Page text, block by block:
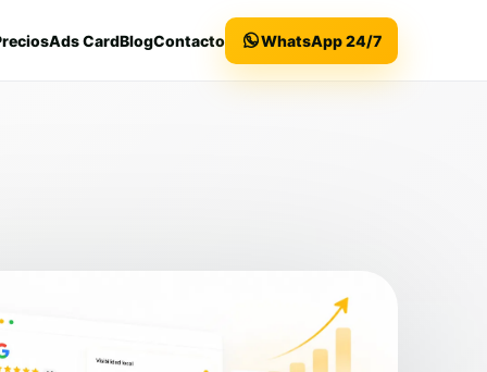
Ads CardBlogContacto WhatsApp 24/7